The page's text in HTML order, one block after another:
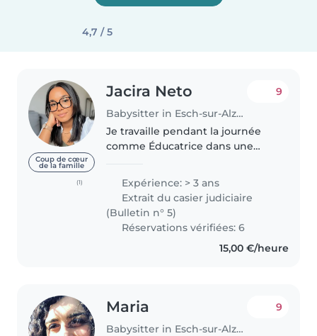
4,7 / 5
Coup de cœur
de la famille
(1)
Jacira Neto
Babysitter in Esch-sur-Alzette
9
Je travaille pendant la journée
comme Éducatrice dans une
propose mes disponibilités. Je
propose des activités adaptées,
je respecte les routines et je..
Expérience: > 3 ans
Extrait du casier judiciaire
(Bulletin n° 5)
Réservations vérifiées: 6
15,00 €/heure
Maria
Babysitter in Esch-sur-Alzette
9